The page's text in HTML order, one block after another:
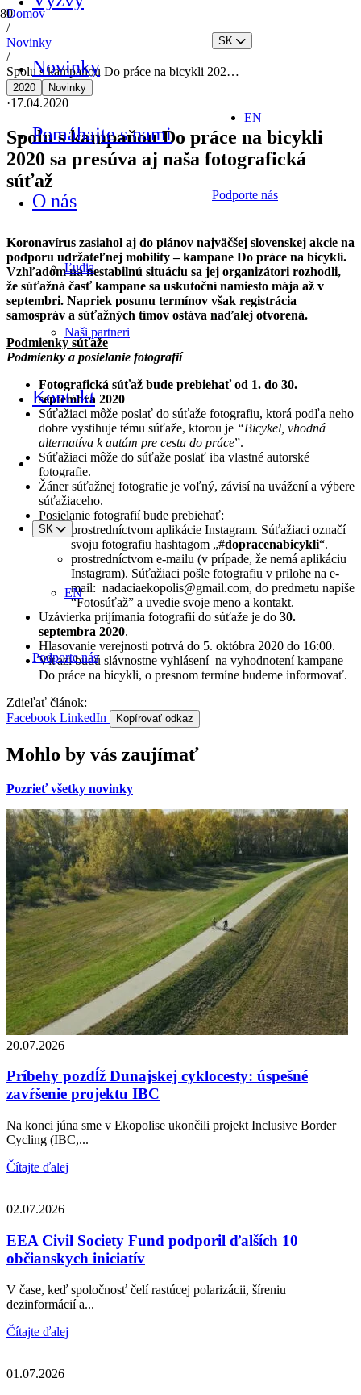
Novinky
Pomáhajte s nami
O nás
Ľudia
Naši partneri
Kontakt
SK
EN
Podporte nás
SK
EN
Podporte nás
Domov
/
Novinky
/
Spolu s kampaňou Do práce na bicykli 202…
2020 Novinky
·17.04.2020
Spolu s kampaňou Do práce na bicykli
2020 sa presúva aj naša fotografická
súťaž
Koronavírus zasiahol aj do plánov najväčšej slovenskej akcie na
podporu udržateľnej mobility – kampane Do práce na bicykli.
Vzhľadom na nestabilnú situáciu sa jej organizátori rozhodli,
že súťažná časť kampane sa uskutoční namiesto mája až v
septembri. Napriek posunu termínov však registrácia
samospráv a súťažných tímov ostáva naďalej otvorená.
Podmienky súťaže
Podmienky a posielanie fotografií
Fotografická súťaž bude prebiehať od 1. do 30.
septembra 2020
Súťažiaci môže poslať do súťaže fotografiu, ktorá podľa neho
dobre vystihuje tému súťaže, ktorou je “Bicykel, vhodná
alternatíva k autám pre cestu do práce”.
Súťažiaci môže do súťaže poslať iba vlastné autorské
fotografie.
Žáner súťažnej fotografie je voľný, závisí na uvážení a výbere
súťažiaceho.
Posielanie fotografií bude prebiehať:
prostredníctvom aplikácie Instagram. Súťažiaci označí
svoju fotografiu hashtagom „#dopracenabicykli“.
prostredníctvom e-mailu (v prípade, že nemá aplikáciu
Instagram). Súťažiaci pošle fotografiu v prilohe na e-
mail: nadaciaekopolis@gmail.com, do predmetu napíše
“Fotosúťaž” a uvedie svoje meno a kontakt.
Uzávierka prijímania fotografií do súťaže je do 30.
septembra 2020.
Hlasovanie verejnosti potrvá do 5. októbra 2020 do 16:00.
Víťazi budú slávnostne vyhlásení na vyhodnotení kampane
Do práce na bicykli, o presnom termíne budeme informovať.
Zdieľať článok:
Facebook LinkedIn Kopírovať odkaz
Mohlo by vás zaujímať
Pozrieť všetky novinky
20.07.2026
Príbehy pozdĺž Dunajskej cyklocesty: úspešné
zavŕšenie projektu IBC
Na konci júna sme v Ekopolise ukončili projekt Inclusive Border
Cycling (IBC,...
Čítajte ďalej
02.07.2026
EEA Civil Society Fund podporil ďalších 10
občianskych iniciatív
V čase, keď spoločnosť čelí rastúcej polarizácii, šíreniu
dezinformácií a...
Čítajte ďalej
01.07.2026